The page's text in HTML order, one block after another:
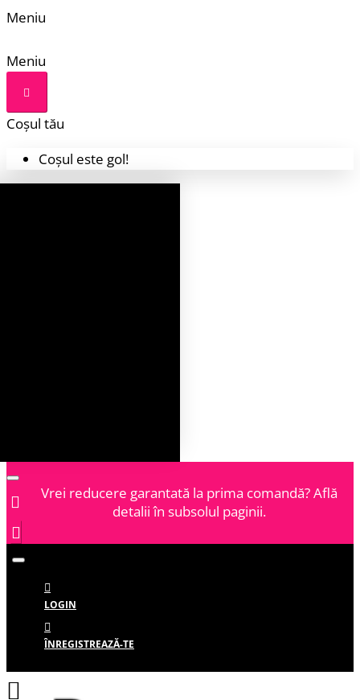
Meniu
Meniu
Coșul tău
Coșul este gol!
Vrei reducere garantată la prima comandă? Află
detalii în subsolul paginii.
LOGIN
ÎNREGISTREAZĂ-TE